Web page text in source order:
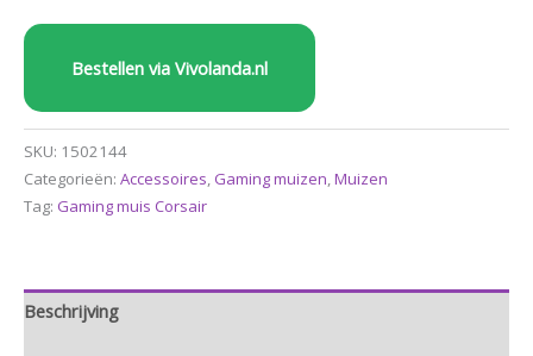
Bestellen via Vivolanda.nl
SKU: 1502144
Categorieën: Accessoires, Gaming muizen,Muizen
Tag: Gaming muis Corsair
Beschrijving